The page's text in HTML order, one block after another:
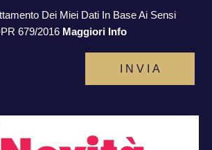
Dei Miei Dati In Base Ai Sensi
679/2016 Maggiori Info
I N V I A